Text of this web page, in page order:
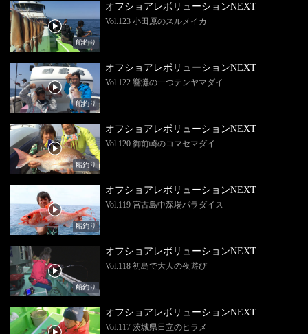
船釣り
オフショアレボリューションNEXT
Vol.123 小田原のスルメイカ
船釣り
オフショアレボリューションNEXT
Vol.122 響灘の一つテンヤマダイ
船釣り
オフショアレボリューションNEXT
Vol.120 御前崎のコマセマダイ
船釣り
オフショアレボリューションNEXT
Vol.119 宮古島中深場パラダイス
船釣り
オフショアレボリューションNEXT
Vol.118 初島で大人の夜遊び
オフショアレボリューションNEXT
Vol.117 茨城県日立のヒラメ